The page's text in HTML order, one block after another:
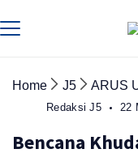
to
Home J5 ARUS
Redaksi J5 22
Bencana